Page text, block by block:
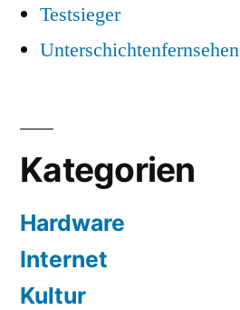
Testsieger
Unterschichtenfernsehen
Kategorien
Hardware
Internet
Kultur